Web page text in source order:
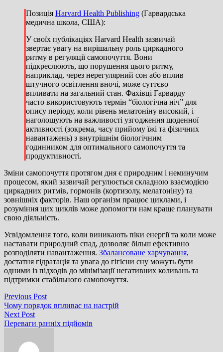
Позиція Harvard Health Publishing (Гарвардська
медична школа, США):
У своїх публікаціях Harvard Health зазвичай
звертає увагу на вирішальну роль циркадного
ритму в регуляції самопочуття. Вони
підкреслюють, що порушення цього ритму,
наприклад, через нерегулярний сон або вплив
штучного освітлення вночі, може суттєво
впливати на загальний стан. Фахівці Гарварду
часто використовують термін “біологічна ніч” для
опису періоду, коли рівень мелатоніну високий, і
наголошують на важливості узгодження щоденної
активності (зокрема, часу прийому їжі та фізичних
навантажень) з внутрішнім біологічним
годинником для оптимального самопочуття та
продуктивності.
Зміни самопочуття протягом дня є природним і неминучим
процесом, який зазвичай регулюється складною взаємодією
циркадних ритмів, гормонів (кортизолу, мелатоніну) та
зовнішніх факторів. Наш організм працює циклами, і
розуміння цих циклів може допомогти нам краще планувати
свою діяльність.
Усвідомлення того, коли виникають піки енергії та коли може
наставати природний спад, дозволяє більш ефективно
розподіляти навантаження. Збалансоване харчування,
достатня гідратація та увага до гігієни сну можуть бути
одними із підходів до мінімізації негативних коливань та
підтримки стабільного самопочуття.
Навігація
записів
Previous PostPrevious
post:
Чому порядок впливає на настрій
Next PostNext
post:
Переваги ранніх підйомів